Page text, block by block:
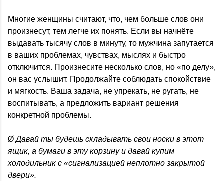
Многие женщины считают, что, чем больше слов они
произнесут, тем легче их понять. Если вы начнёте
выдавать тысячу слов в минуту, то мужчина запутается
в ваших проблемах, чувствах, мыслях и быстро
отключится. Произнесите несколько слов, но «по делу»,
он вас услышит. Продолжайте соблюдать спокойствие
и мягкость. Ваша задача, не упрекать, не ругать, не
воспитывать, а предложить вариант решения
конкретной проблемы.
ØДавай ты будешь складывать свои носки в этот
ящик, а бумаги в эту корзину и давай купим
холодильник с «сигнализацией неплотно закрытой
двери».